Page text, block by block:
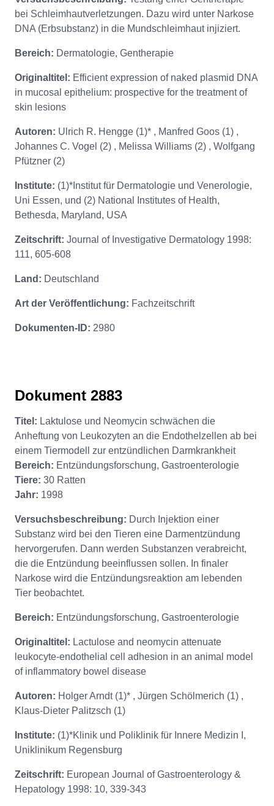
bei Schleimhautverletzungen. Dazu wird unter Narkose
DNA (Erbsubstanz) in die Mundschleimhaut injiziert.
Bereich: Dermatologie, Gentherapie
Originaltitel: Efficient expression of naked plasmid DNA
in mucosal epithelium: prospective for the treatment of
skin lesions
Autoren: Ulrich R. Hengge (1)* , Manfred Goos (1) ,
Johannes C. Vogel (2) , Melissa Williams (2) , Wolfgang
Pfützner (2)
Institute: (1)*Institut für Dermatologie und Venerologie,
Uni Essen, und (2) National Institutes of Health,
Bethesda, Maryland, USA
Zeitschrift: Journal of Investigative Dermatology 1998:
111, 605-608
Land: Deutschland
Art der Veröffentlichung: Fachzeitschrift
Dokumenten-ID: 2980
Dokument 2883
Titel: Laktulose und Neomycin schwächen die
Anheftung von Leukozyten an die Endothelzellen ab bei
einem Tiermodell zur entzündlichen Darmkrankheit
Bereich: Entzündungsforschung, Gastroenterologie
Tiere: 30 Ratten
Jahr: 1998
Versuchsbeschreibung: Durch Injektion einer
Substanz wird bei den Tieren eine Darmentzündung
hervorgerufen. Dann werden Substanzen verabreicht,
die die Entzündung beeinflussen sollen. In finaler
Narkose wird die Entzündungsreaktion am lebenden
Tier beobachtet.
Bereich: Entzündungsforschung, Gastroenterologie
Originaltitel: Lactulose and neomycin attenuate
leukocyte-endothelial cell adhesion in an animal model
of inflammatory bowel disease
Autoren: Holger Arndt (1)* , Jürgen Schölmerich (1) ,
Klaus-Dieter Palitzsch (1)
Institute: (1)*Klinik und Poliklinik für Innere Medizin I,
Uniklinikum Regensburg
Zeitschrift: European Journal of Gastroenterology &
Hepatology 1998: 10, 339-343